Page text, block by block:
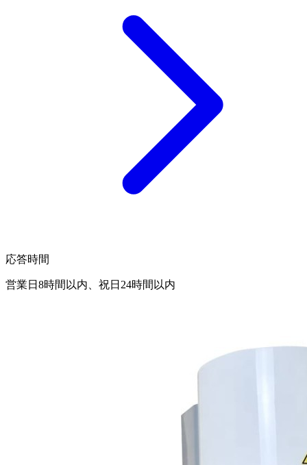
応答時間
営業日8時間以内、祝日24時間以内